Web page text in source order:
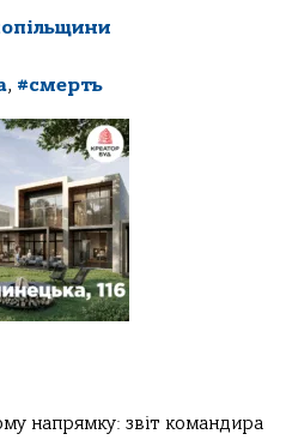
, #смерть
напрямку: звіт командира